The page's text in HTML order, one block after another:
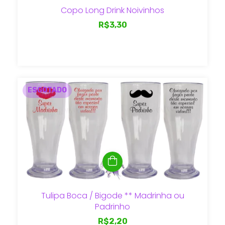
Copo Long Drink Noivinhos
R$3,30
ESGOTADO
Tulipa Boca / Bigode ** Madrinha ou
Padrinho
R$2,20